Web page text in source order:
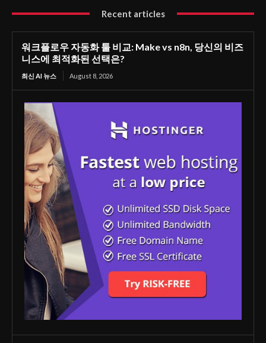
Recent articles
워크플로우 자동화 툴 비교: Make vs n8n, 당신의 비즈
니스에 최적화된 선택은?
최신 AI 뉴스 August 8, 2026